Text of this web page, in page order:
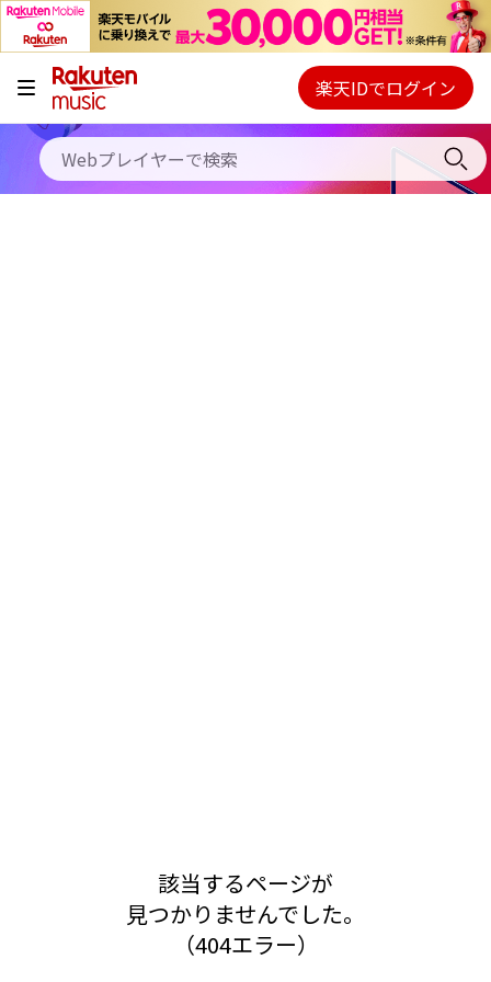
キャンペーン
料金プラン
使い方
Webプレイヤー
ご契約内容の確認・変更
楽天IDでログイン
該当するページが
見つかりませんでした。
（404エラー）